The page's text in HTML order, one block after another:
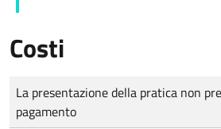
Costi
Tipo di pagamento
Importo
La presentazione della pratica non
pagamento